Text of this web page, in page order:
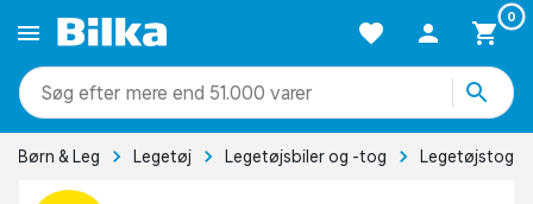
0
mere end 51.000 varer
Børn & Leg Legetøj Legetøjsbiler og -tog Legetøjstog